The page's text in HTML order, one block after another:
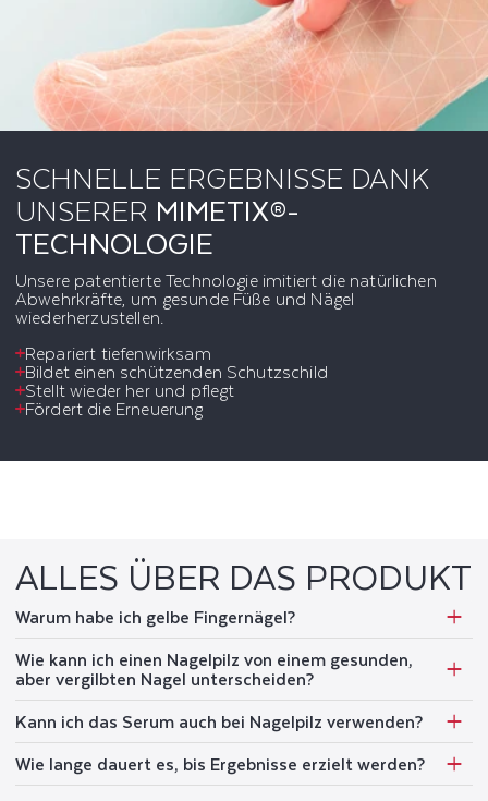
SCHNELLE ERGEBNISSE DANK
UNSERER MIMETIX®-
TECHNOLOGIE
Unsere patentierte Technologie imitiert die natürlichen
Abwehrkräfte, um gesunde Füße und Nägel
wiederherzustellen.
Repariert tiefenwirksam
Bildet einen schützenden Schutzschild
Stellt wieder her und pflegt
Fördert die Erneuerung
ALLES ÜBER DAS PRODUKT
Warum habe ich gelbe Fingernägel?
Wie kann ich einen Nagelpilz von einem gesunden,
aber vergilbten Nagel unterscheiden?
Kann ich das Serum auch bei Nagelpilz verwenden?
Wie lange dauert es, bis Ergebnisse erzielt werden?